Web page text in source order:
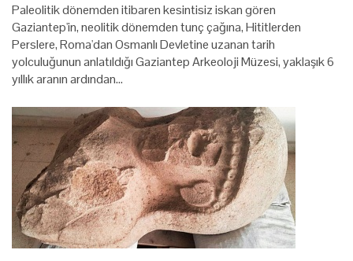
Paleolitik dönemden itibaren kesintisiz iskan gören
Gaziantep'in, neolitik dönemden tunç çağına, Hititlerden
Perslere, Roma'dan Osmanlı Devletine uzanan tarih
yolculuğunun anlatıldığı Gaziantep Arkeoloji Müzesi, yaklaşık 6
yıllık aranın ardından…